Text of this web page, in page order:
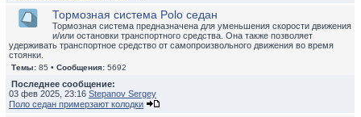
Тормозная система Polo седан
Тормозная система предназначена для уменьшения скорости движения
и/или остановки транспортного средства. Она также позволяет
удерживать транспортное средство от самопроизвольного движения во время
стоянки.
Темы: 85 • Сообщения: 5692
Последнее сообщение:
03 фев 2025, 23:16 Stepanov Sergey
Поло седан примерзают колодки